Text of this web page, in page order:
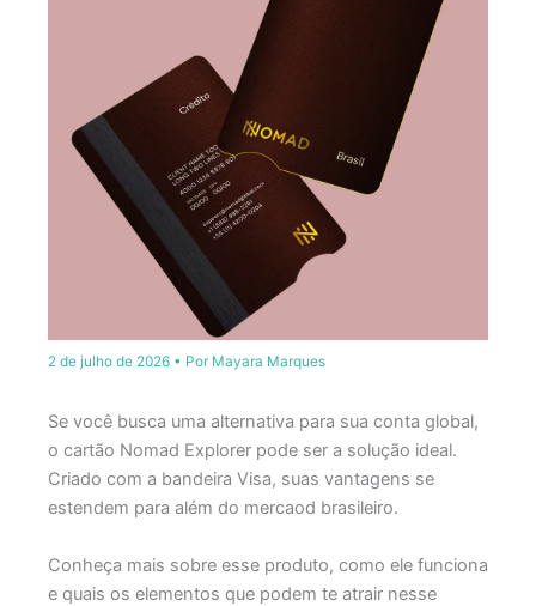
2 de julho de 2026 • Por Mayara Marques
Se você busca uma alternativa para sua conta global,
o cartão Nomad Explorer pode ser a solução ideal.
Criado com a bandeira Visa, suas vantagens se
estendem para além do mercaod brasileiro.
Conheça mais sobre esse produto, como ele funciona
e quais os elementos que podem te atrair nesse